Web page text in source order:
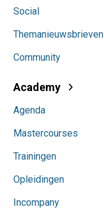
Social
Themanieuwsbrieven
Community
Academy
Agenda
Mastercourses
Trainingen
Opleidingen
Incompany